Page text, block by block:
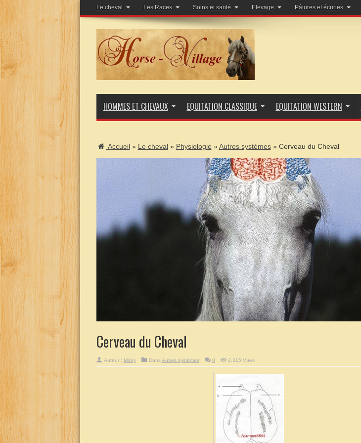
Le cheval Les Races Soins et santé Elevage Pâtures et écuries
HOMMES ET CHEVAUX EQUITATION CLASSIQUE EQUITATION WESTERN
Accueil » Le cheval » Physiologie » Autres systèmes » Cerveau du Cheval
Cerveau du Cheval
Auteur : Micky DansAutres systèmes 0 2,315 Vues